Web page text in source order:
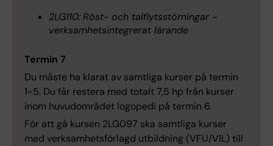
2LG110:Röst- och talflytsstörningar -
verksamhetsintegrerat lärande
Termin 7
Du måste ha klarat av samtliga kurser på termin
1-5. Du får restera med totalt 7,5 hp från kurser
inom huvudområdet logopedi på termin 6.
För att gå kursen 2LG097 ska samtliga kurser
med verksamhetsförlagd utbildning (VFU/VIL) till